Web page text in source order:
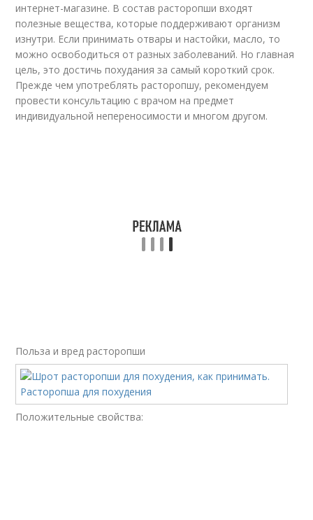
Лекарство из
расторопши
интернет-магазине. В состав расторопши входят
полезные вещества, которые поддерживают организм
изнутри. Если принимать отвары и настойки, масло, то
можно освободиться от разных заболеваний. Но главная
цель, это достичь похудания за самый короткий срок.
Прежде чем употреблять расторопшу, рекомендуем
провести консультацию с врачом на предмет
индивидуальной непереносимости и многом другом.
Польза и вред расторопши
Положительные свойства: